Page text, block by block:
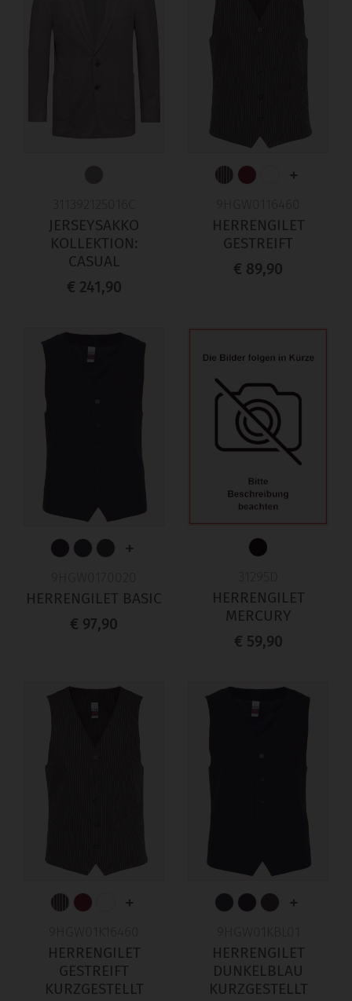
JERSEYSAKKO
KOLLEKTION:
CASUAL
€ 241,90
+
HERRENGILET
GESTREIFT
€ 89,90
+
HERRENGILET BASIC
€ 97,90
HERRENGILET
MERCURY
€ 59,90
+
HERRENGILET
GESTREIFT
KURZGESTELLT
+
HERRENGILET
DUNKELBLAU
KURZGESTELLT